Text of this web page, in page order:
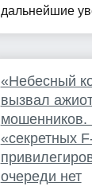
дальнейшие
«Небесный
вызвал
мошенников.
«секретных
очереди нет